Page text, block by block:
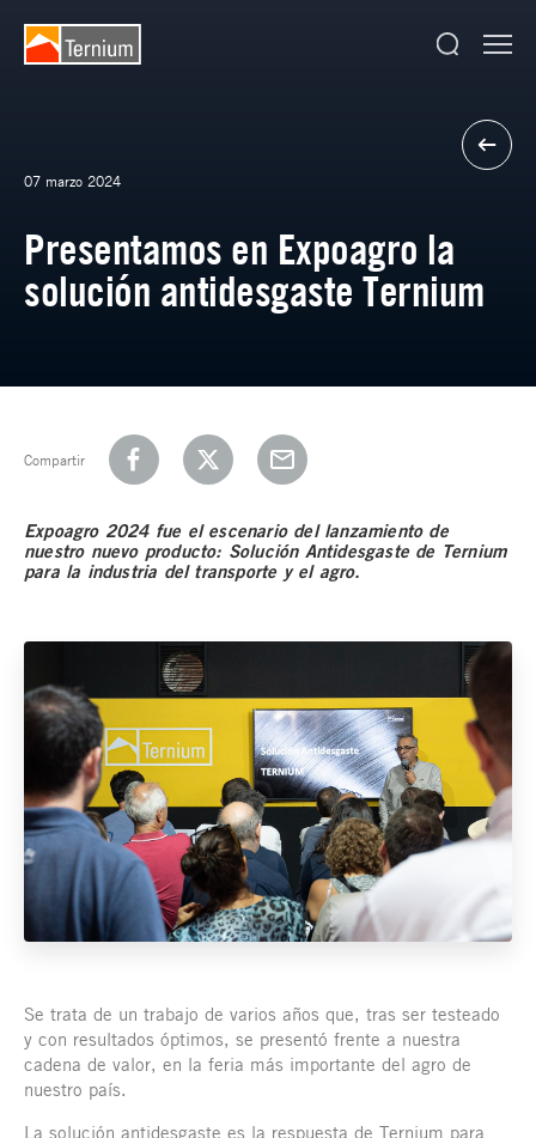
07 marzo 2024
Presentamos en Expoagro la
solución antidesgaste Ternium
Compartir
Expoagro 2024 fue el escenario del lanzamiento de
nuestro nuevo producto: Solución Antidesgaste de Ternium
para la industria del transporte y el agro.
Se trata de un trabajo de varios años que, tras ser testeado
y con resultados óptimos, se presentó frente a nuestra
cadena de valor, en la feria más importante del agro de
nuestro país.
La solución antidesgaste es la respuesta de Ternium para